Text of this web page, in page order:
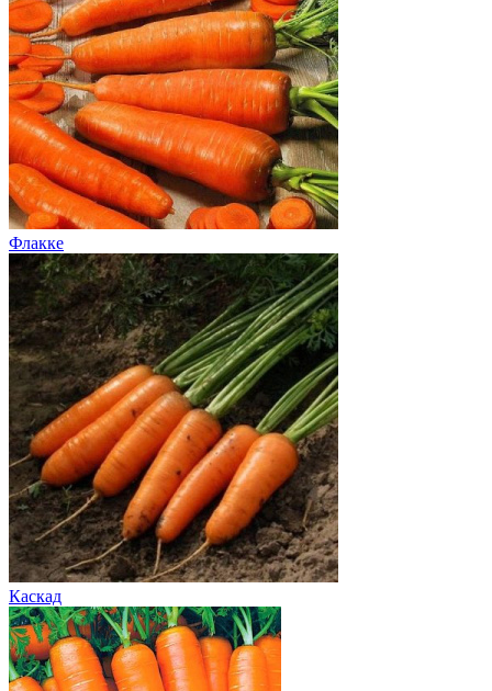
Флакке
Каскад